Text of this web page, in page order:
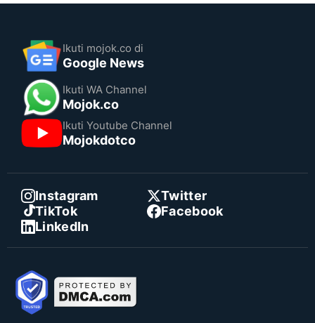
Ikuti mojok.co di
Google News
Ikuti WA Channel
Mojok.co
Ikuti Youtube Channel
Mojokdotco
Instagram
Twitter
TikTok
Facebook
LinkedIn